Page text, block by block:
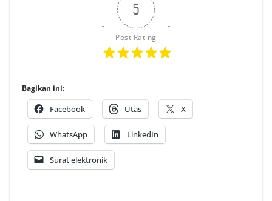
5
Post Rating
Bagikan ini:
Facebook Utas X
WhatsApp LinkedIn
Surat elektronik